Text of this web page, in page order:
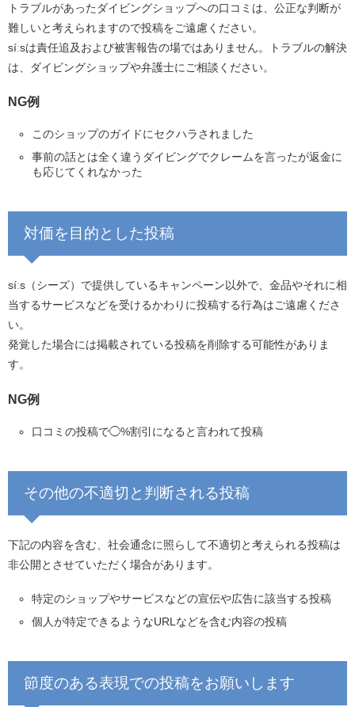
トラブルがあったダイビングショップへの口コミは、公正な判断が
難しいと考えられますので投稿をご遠慮ください。
síːsは責任追及および被害報告の場ではありません。トラブルの解決
は、ダイビングショップや弁護士にご相談ください。
NG例
このショップのガイドにセクハラされました
事前の話とは全く違うダイビングでクレームを言ったが返金に
も応じてくれなかった
対価を目的とした投稿
síːs（シーズ）で提供しているキャンペーン以外で、金品やそれに相
当するサービスなどを受けるかわりに投稿する行為はご遠慮くださ
い。
発覚した場合には掲載されている投稿を削除する可能性がありま
す。
NG例
口コミの投稿で◯%割引になると言われて投稿
その他の不適切と判断される投稿
下記の内容を含む、社会通念に照らして不適切と考えられる投稿は
非公開とさせていただく場合があります。
特定のショップやサービスなどの宣伝や広告に該当する投稿
個人が特定できるようなURLなどを含む内容の投稿
節度のある表現での投稿をお願いします